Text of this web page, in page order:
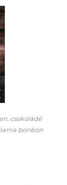
csokoládé
bonbon